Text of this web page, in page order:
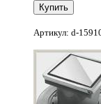
Артикул: d-